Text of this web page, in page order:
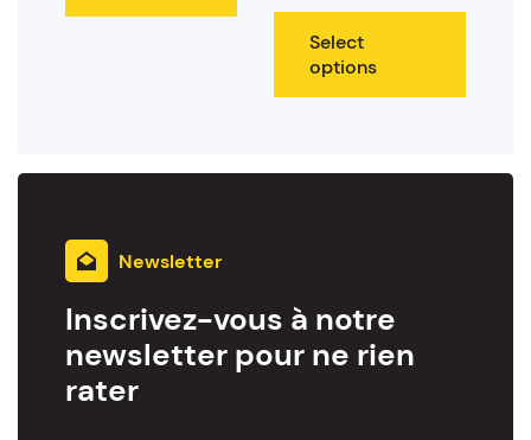
Select
options
Newsletter
Inscrivez-vous à notre
newsletter pour ne rien
rater